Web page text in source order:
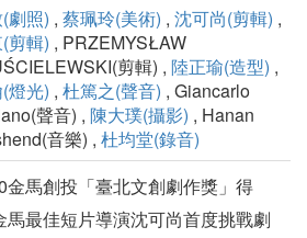
劇照) , 蔡珮玲(美術) , 沈可尚(剪輯) ,
剪輯) , PRZEMYSŁAW
剪輯) , 陸正瑜(造型) ,
燈光) , 杜篤之(聲音) , Giancarlo
聲音) , 陳大璞(攝影) , Hanan
音樂) , 杜均堂(錄音)
馬創投「臺北文創劇作獎」得
最佳短片導演沈可尚首度挑戰劇